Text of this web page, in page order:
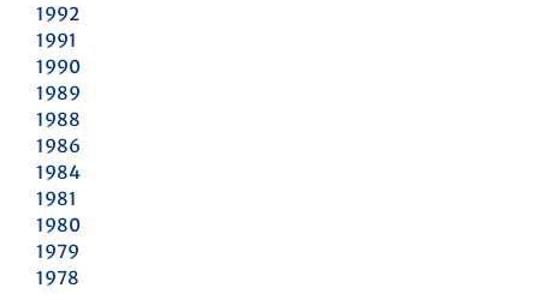
1992
1991
1990
1989
1988
1986
1984
1981
1980
1979
1978